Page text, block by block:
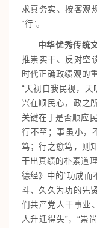
求真务实、按客观
“行”。
中华优秀传统
推崇实干、反对空
时代正确政绩观的
“天视自我民视，天
兴在顺民心，政之
关键在于是否顺应
行不至；事虽小，
笃；行之愈笃，则
干出真绩的朴素道
德经》中的“功成而
斗、久久为功的先
们共产党人干事业
人升迁得失”，“崇